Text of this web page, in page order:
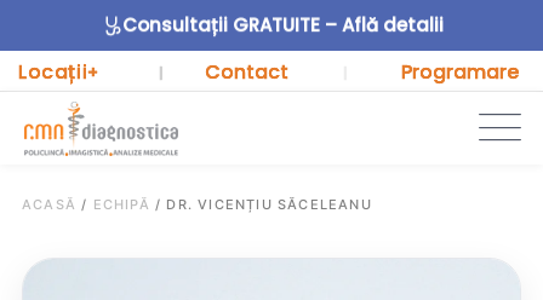
Consultații GRATUITE – Află detalii
Locații+ | Contact Programare
ACASĂ / ECHIPĂ / DR. VICENȚIU SĂCELEANU